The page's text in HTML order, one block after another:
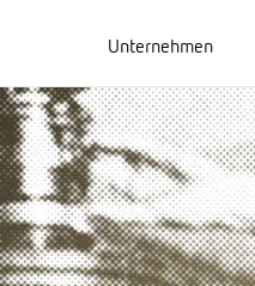
Unternehmen